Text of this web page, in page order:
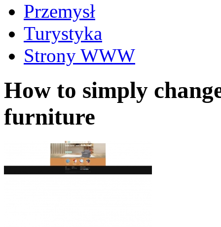
Przemysł
Turystyka
Strony WWW
How to simply
furniture